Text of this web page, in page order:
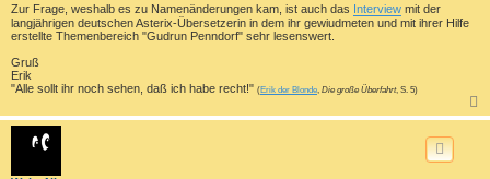
Zur Frage, weshalb es zu Namenänderungen kam, ist auch das Interview mit der
langjährigen deutschen Asterix-Übersetzerin in dem ihr gewiudmeten und mit ihrer Hilfe
erstellte Themenbereich "Gudrun Penndorf" sehr lesenswert.
Gruß
Erik
"Alle sollt ihr noch sehen, daß ich habe recht!" (Erik der Blonde Die große Überfahrt, S. 5)
a